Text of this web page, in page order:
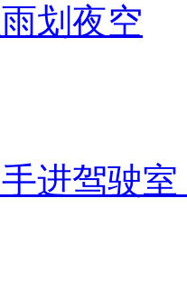
划夜空
进驾驶